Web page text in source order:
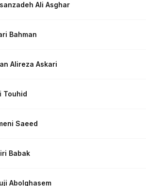
Ali Asghar
Bahman
Alireza Askari
Touhid
Saeed
Babak
Abolghasem